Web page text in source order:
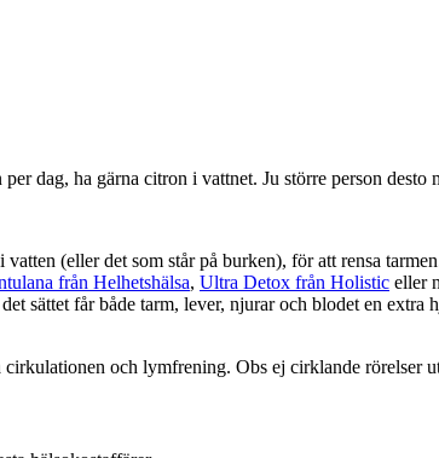
dag, ha gärna citron i vattnet. Ju större person desto
(eller det som står på burken), för att rensa
från Helhetshälsa, Ultra Detox från Holistic eller
sättet får både tarm, lever, njurar och blodet en extra
och lymfrening. Obs ej cirklande rörelser